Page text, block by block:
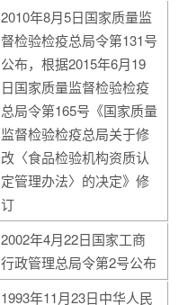
2010年8月5日国家质量监
督检验检疫总局令第131号
公布，根据2015年6月19
日国家质量监督检验检疫
总局令第165号《国家质量
监督检验检疫总局关于修
改〈食品检验机构资质认
定管理办法〉的决定》修
订
2002年4月22日国家工商
行政管理总局令第2号公布
1993年11月23日中华人民